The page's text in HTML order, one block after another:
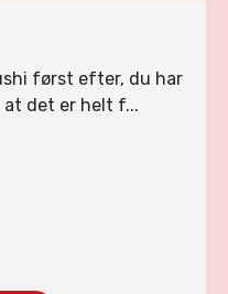
først efter, du har
det er helt f...